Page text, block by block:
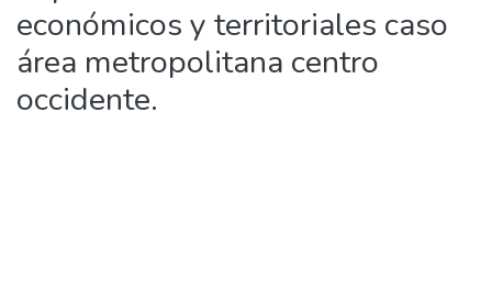
económicos y territoriales caso
área metropolitana centro
occidente.